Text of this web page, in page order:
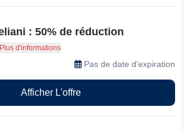
: 50% de réduction
jusqu’à 50%2 de réduction sur tout le
Plus d'informations
Pas de date d'expiration
Afficher L'offre